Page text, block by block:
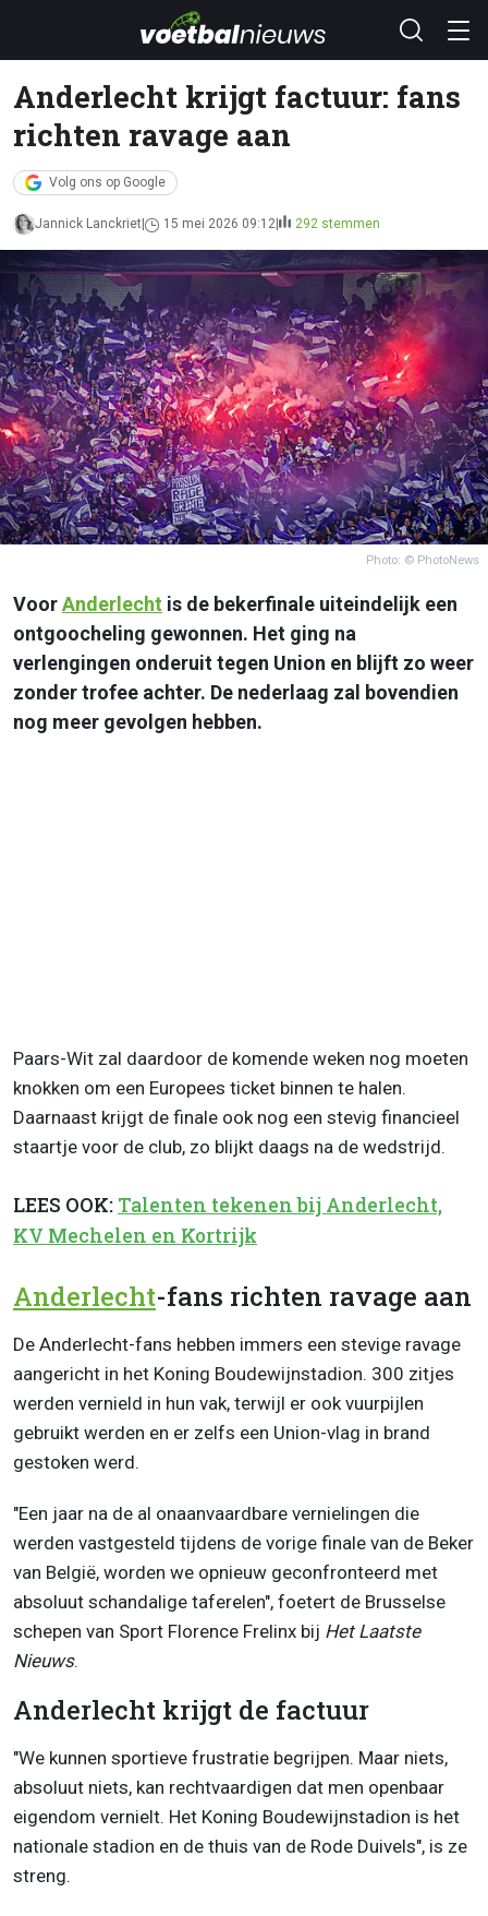
Anderlecht krijgt factuur: fans
richten ravage aan
Volg ons op Google
Jannick Lanckriet 15 mei 2026 09:12 292 stemmen
Photo: © PhotoNews
VoorAnderlecht is de bekerfinale uiteindelijk een
ontgoocheling gewonnen. Het ging na
verlengingen onderuit tegen Union en blijft zo weer
zonder trofee achter. De nederlaag zal bovendien
nog meer gevolgen hebben.
Paars-Wit zal daardoor de komende weken nog moeten
knokken om een Europees ticket binnen te halen.
Daarnaast krijgt de finale ook nog een stevig financieel
staartje voor de club, zo blijkt daags na de wedstrijd.
LEES OOK: Talenten tekenen bij Anderlecht,
KV Mechelen en Kortrijk
Anderlecht-fans richten ravage aan
De Anderlecht-fans hebben immers een stevige ravage
aangericht in het Koning Boudewijnstadion. 300 zitjes
werden vernield in hun vak, terwijl er ook vuurpijlen
gebruikt werden en er zelfs een Union-vlag in brand
gestoken werd.
"Een jaar na de al onaanvaardbare vernielingen die
werden vastgesteld tijdens de vorige finale van de Beker
van België, worden we opnieuw geconfronteerd met
absoluut schandalige taferelen", foetert de Brusselse
schepen van Sport Florence Frelinx bij Het Laatste
Nieuws.
Anderlecht krijgt de factuur
"We kunnen sportieve frustratie begrijpen. Maar niets,
absoluut niets, kan rechtvaardigen dat men openbaar
eigendom vernielt. Het Koning Boudewijnstadion is het
nationale stadion en de thuis van de Rode Duivels", is ze
streng.